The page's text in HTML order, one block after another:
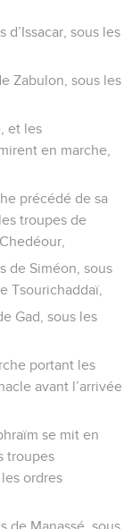
sous les
Zabulon, sous les
et les
en marche,
précédé de sa
troupes de
de Siméon, sous
Tsourichaddaï,
Gad, sous les
portant les
avant l’arrivée
se mit en
troupes
ordres
de Manassé, sous